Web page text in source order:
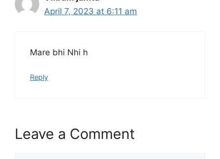
April 7, 2023 at 6:11 am
Mare bhi Nhi h
Reply
Leave a Comment